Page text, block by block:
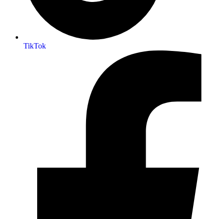
TikTok